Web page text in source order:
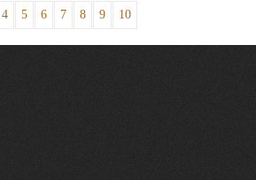
4 5 6 7 8 9 10